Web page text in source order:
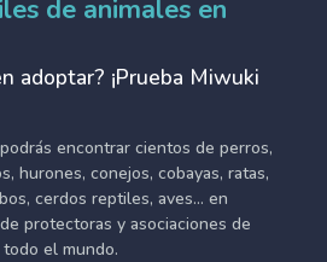
de animales en
adoptar? ¡Prueba Miwuki
encontrar cientos de perros,
hurones, conejos, cobayas, ratas,
cerdos reptiles, aves... en
protectoras y asociaciones de
el mundo.